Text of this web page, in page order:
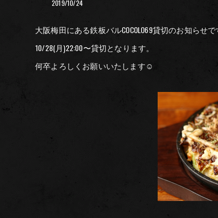
2019/10/24
大阪梅田にある鉄板バルCOCOLO69貸切のお知らせ
10/28(月)22:00〜貸切となります。
何卒よろしくお願いいたします☺︎